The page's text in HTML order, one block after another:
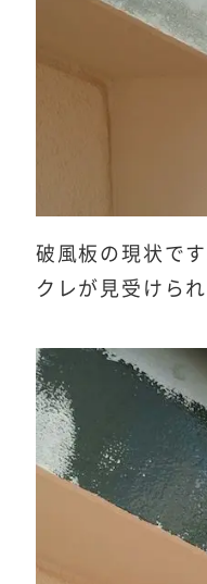
破風板の現状で
クレが見受けられ